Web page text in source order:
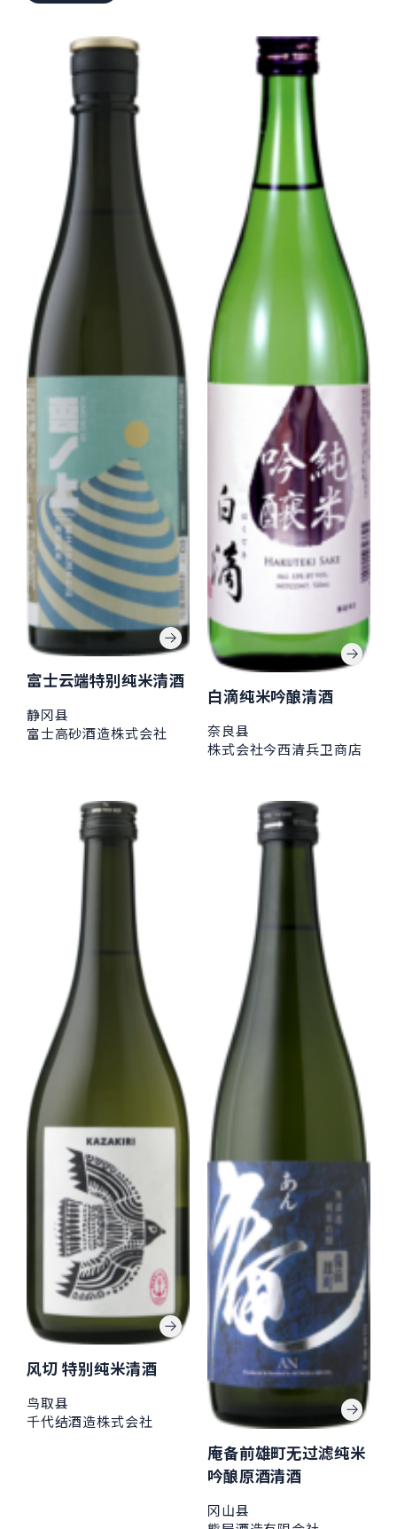
富士云端特别纯米清酒
静冈县
富士高砂酒造株式会社
白滴纯米吟酿清酒
奈良县
株式会社今西清兵卫商店
风切 特别纯米清酒
鸟取县
千代结酒造株式会社
庵备前雄町无过滤纯米
吟酿原酒清酒
冈山县